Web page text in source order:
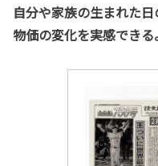
自分や家族の生まれた
物価の変化を実感できる